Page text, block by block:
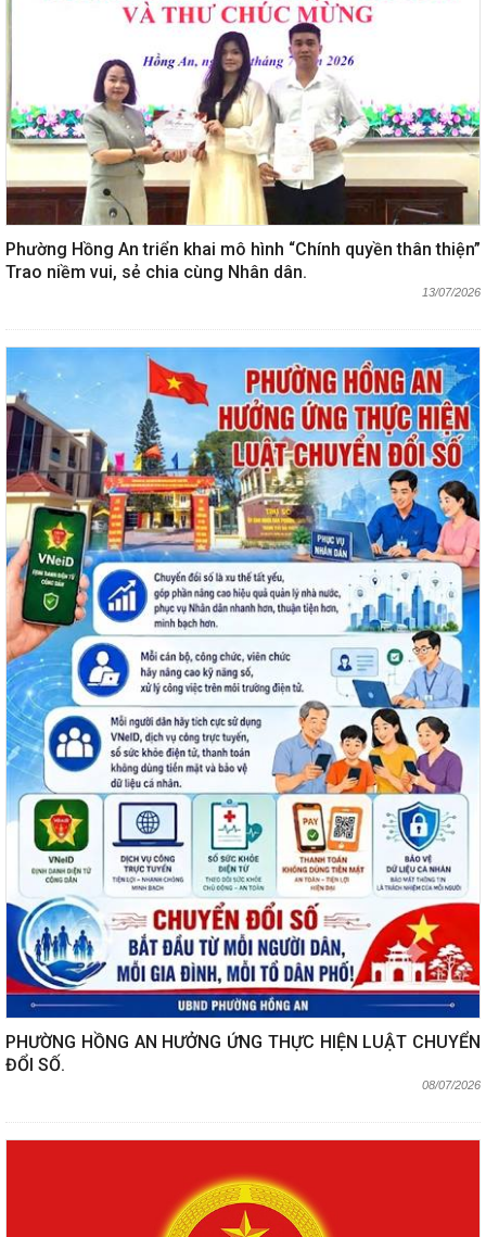
Phường Hồng An triển khai mô hình “Chính quyền thân thiện”
Trao niềm vui, sẻ chia cùng Nhân dân.
13/07/2026
PHƯỜNG HỒNG AN HƯỞNG ỨNG THỰC HIỆN LUẬT CHUYỂN
ĐỔI SỐ.
08/07/2026